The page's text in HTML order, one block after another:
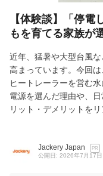
【体験談】「停
もを育てる家族が
近年、猛暑や大型台風
高まっています。今回
ヒートレーラーを営む
電源を選んだ理由や、
リット・デメリットを
Jackery Japan PR
公開日: 2026年7月17日